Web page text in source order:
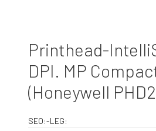
Printhead-
DPI. MP
(Honeywell
SEO:-LEG: